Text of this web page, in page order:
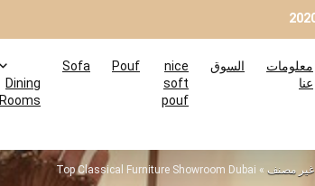
معلومات
عنا
السوق
nice
soft
pouf
Pouf
Sofa
Dining
Rooms
غير مصنف »
Top Classical Furniture Showroom Dubai